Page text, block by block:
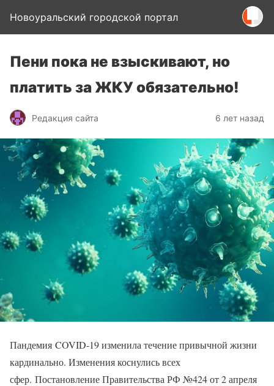
Новоуральский городской портал
Пени пока не взыскивают, но
платить за ЖКУ обязательно!
Редакция сайта 6 лет назад
Пандемия COVID-19 изменила течение привычной жизни
кардинально. Изменения коснулись всех
сфер. Постановление Правительства РФ №424 от 2 апреля